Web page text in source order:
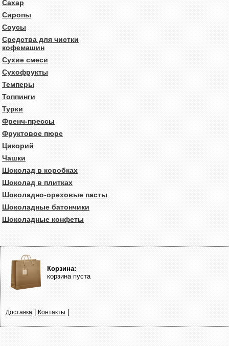
Сахар
Сиропы
Соусы
Средства для чистки
кофемашин
Сухие смеси
Сухофрукты
Темперы
Топпинги
Турки
Френч-прессы
Фруктовое пюре
Цикорий
Чашки
Шоколад в коробках
Шоколад в плитках
Шоколадно-ореховые пасты
Шоколадные батончики
Шоколадные конфеты
Корзина:
корзина пуста
Доставка Контакты